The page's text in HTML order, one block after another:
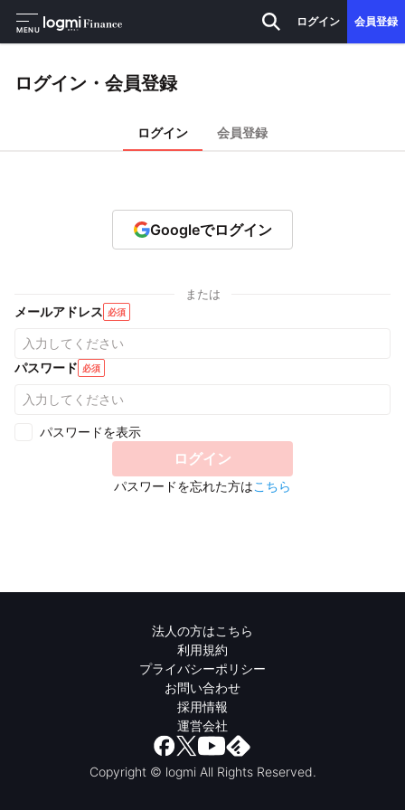
MENU
ログイン 会員登録
ログイン・会員登録
ログイン 会員登録
Googleでログイン
または
メールアドレス 必須
パスワード 必須
パスワードを表示
ログイン
パスワードを忘れた方はこちら
法人の方はこちら
利用規約
プライバシーポリシー
お問い合わせ
採用情報
運営会社
Copyright © logmi All Rights Reserved.